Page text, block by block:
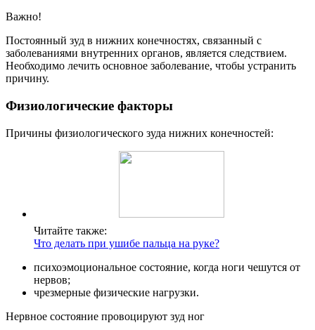
Важно!
Постоянный зуд в нижних конечностях, связанный с
заболеваниями внутренних органов, является следствием.
Необходимо лечить основное заболевание, чтобы устранить
причину.
Физиологические факторы
Причины физиологического зуда нижних конечностей:
Читайте также:
Что делать при ушибе пальца на руке?
психоэмоциональное состояние, когда ноги чешутся от
нервов;
чрезмерные физические нагрузки.
Нервное состояние провоцируют зуд ног